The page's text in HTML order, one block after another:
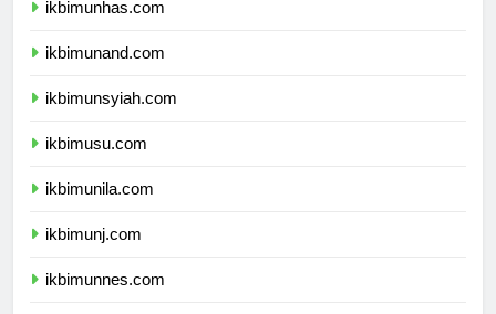
ikbimunhas.com
ikbimunand.com
ikbimunsyiah.com
ikbimusu.com
ikbimunila.com
ikbimunj.com
ikbimunnes.com